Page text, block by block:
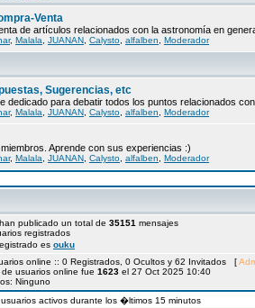
Venta
de artículos relacionados con la astronomía en
, Malala JUANAN Calysto alfalben Moderador
Sugerencias, etc
dedicado para debatir todos los puntos relacionados
, Malala JUANAN Calysto alfalben Moderador
Aprende con sus experiencias :)
, Malala JUANAN Calysto alfalben Moderador
publicado un total de 35151 mensajes
registrados
es ouku
online :: 0 Registrados, 0 Ocultos y 62 Invitados [
usuarios online fue 1623 el 27 Oct 2025 10:40
Ninguno
activos durante los �ltimos 15 minutos